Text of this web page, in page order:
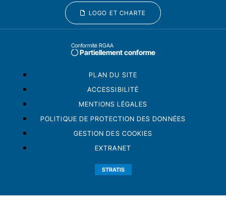
LOGO ET CHARTE
Conformité RGAA
Partiellement conforme
PLAN DU SITE
ACCESSIBILITÉ
MENTIONS LÉGALES
POLITIQUE DE PROTECTION DES DONNÉES
GESTION DES COOKIES
EXTRANET
STRATIS